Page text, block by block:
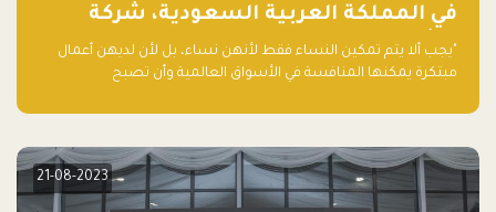
في المملكة العربية السعودية، شركة
ناشئة تلو الأخرى."
"يجب ألا يتم تمكين النساء فقط لأنهن نساء، بل لأن لديهن أعمال
مبتكرة يمكنها المنافسة في الأسواق العالمية وأن تصبح
21-08-2023